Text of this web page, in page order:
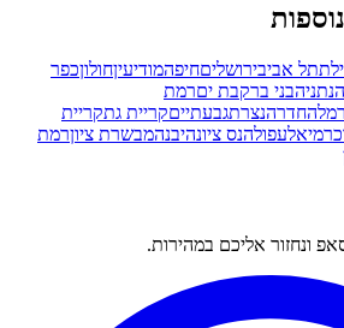
תל אביבירושליםחיפהמודיעיןחולוןכפר
נתניהבני ברקבת יםרמת
רמלהחדרהנצרתגבעתייםקריית גתקריית
כרמיאלעפולהנס ציונהיבנהמבשרת ציוןרמת
ונחזור אליכם במהירות.